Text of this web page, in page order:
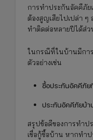
การทำประกันอัคคีภัย
ต้องสูญเสียไปเปล่า ๆ
ทำติดต่อหลายปีได้ส่ว
ในกรณีที่ในบ้านมีการ
ตัวอย่างเช่น
ซื้อประกันอัคคีภัย
ประกันอัคคีภัยบ้า
สรุปข้อดีของการทำป
เชื่อกู้ซื้อบ้าน หากทำ